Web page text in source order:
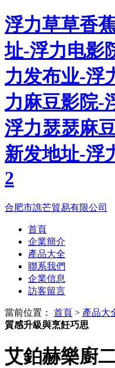
浮力草草香
址-浮力电影
力发布业-浮
力麻豆影院-
浮力瑟瑟麻
新发地址-浮
2
合肥市譙芒貿易有限公司
首頁
企業簡介
產品大全
聯系我們
企業信息
訪客留言
當前位置： 首頁 > 產品大
質感升級與烹飪巧思
艾鉑赫樂廚